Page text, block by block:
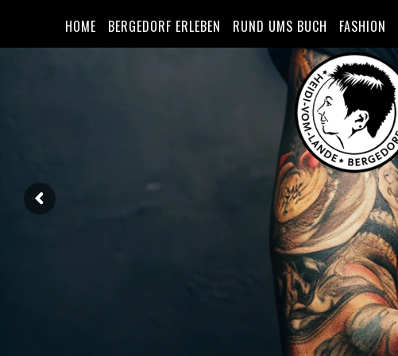
HOME BERGEDORF ERLEBEN RUND UMS BUCH FASHION